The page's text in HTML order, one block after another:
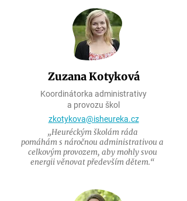
Zuzana Kotyková
Koordinátorka administrativy
a provozu škol
zkotykova@isheureka.cz
„Heuréckým školám ráda
pomáhám s náročnou administrativou a
celkovým provozem, aby mohly svou
energii věnovat především dětem.“